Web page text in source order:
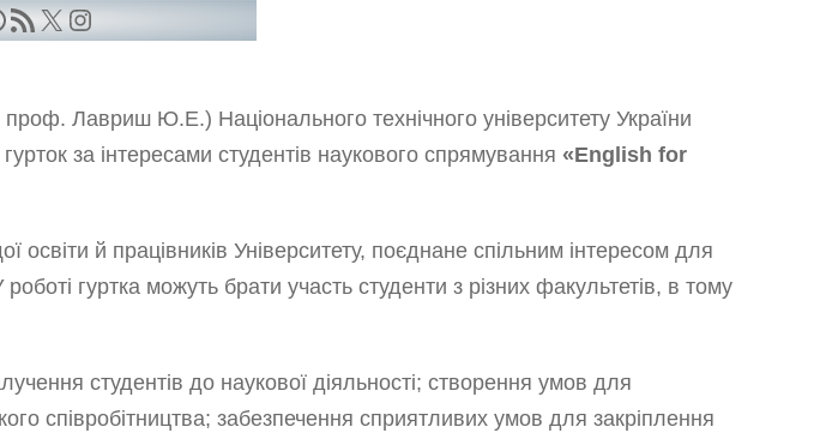
RSS Канал X Instagram
Лавриш Ю.Е.) Національного технічного університету України
за інтересами студентів наукового спрямування «English for
й працівників Університету, поєднане спільним інтересом для
гуртка можуть брати участь студенти з різних факультетів, в тому
студентів до наукової діяльності; створення умов для
співробітництва; забезпечення сприятливих умов для закріплення